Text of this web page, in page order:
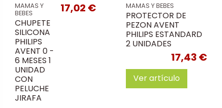
MAMAS Y
BEBES
CHUPETE
SILICONA
PHILIPS
AVENT 0 -
6 MESES 1
UNIDAD
CON
PELUCHE
JIRAFA
17,02 € MAMAS Y BEBES
PROTECTOR DE
PEZON AVENT
PHILIPS ESTANDARD
2 UNIDADES
17,43 €
Ver artículo